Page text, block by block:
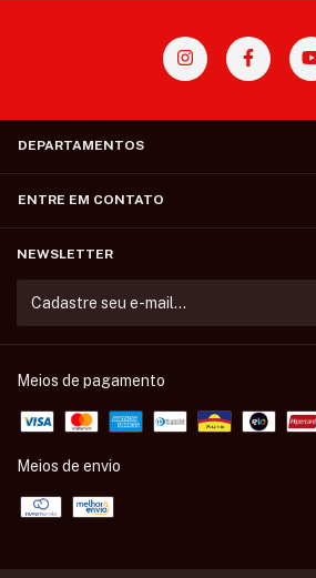
DEPARTAMENTOS
ENTRE EM CONTATO
NEWSLETTER
Meios de pagamento
Meios de envio